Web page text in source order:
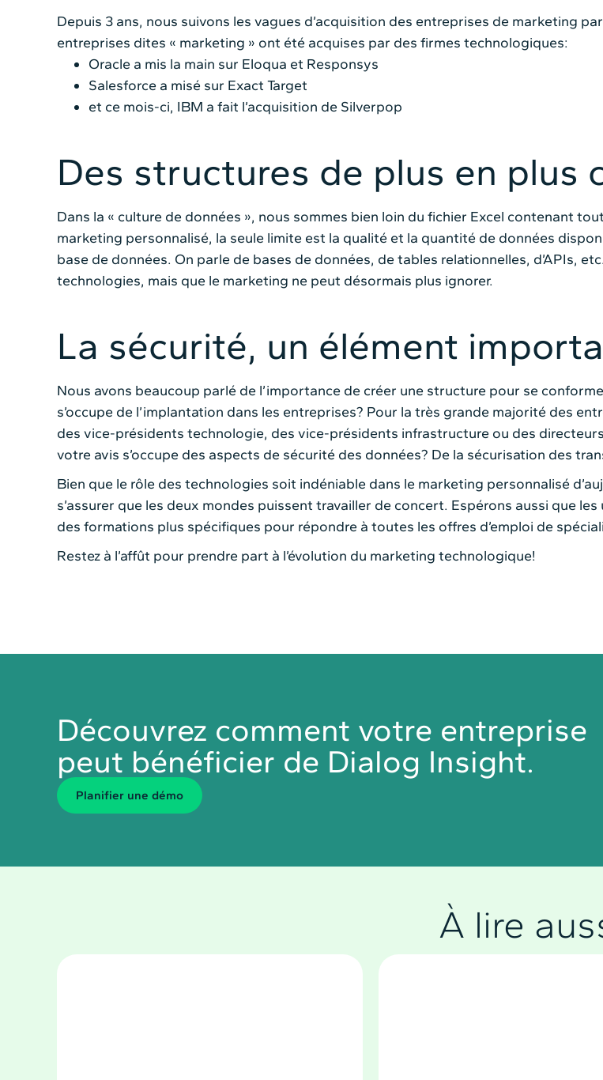
Depuis 3 ans, nous suivons les vagues d’acquisition des entreprises de marketing
entreprises dites « marketing » ont été acquises par des firmes technologiques:
Oracle a mis la main sur Eloqua et Responsys
Salesforce a misé sur Exact Target
et ce mois-ci, IBM a fait l’acquisition de Silverpop
Des structures de plus en plus
Dans la « culture de données », nous sommes bien loin du fichier Excel contenant
marketing personnalisé, la seule limite est la qualité et la quantité de données
base de données. On parle de bases de données, de tables relationnelles, d’APIs,
technologies, mais que le marketing ne peut désormais plus ignorer.
La sécurité, un élément
Nous avons beaucoup parlé de l’importance de créer une structure pour se
s’occupe de l’implantation dans les entreprises? Pour la très grande majorité des
des vice-présidents technologie, des vice-présidents infrastructure ou des
votre avis s’occupe des aspects de sécurité des données? De la sécurisation des
Bien que le rôle des technologies soit indéniable dans le marketing personnalisé
s’assurer que les deux mondes puissent travailler de concert. Espérons aussi que
des formations plus spécifiques pour répondre à toutes les offres d’emploi de
Restez à l’affût pour prendre part à l’évolution du marketing technologique!
Découvrez comment votre entreprise
peut bénéficier de Dialog Insight.
Planiﬁer une démo
À lire